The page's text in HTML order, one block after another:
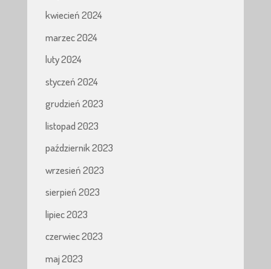
kwiecień 2024
marzec 2024
luty 2024
styczeń 2024
grudzień 2023
listopad 2023
październik 2023
wrzesień 2023
sierpień 2023
lipiec 2023
czerwiec 2023
maj 2023